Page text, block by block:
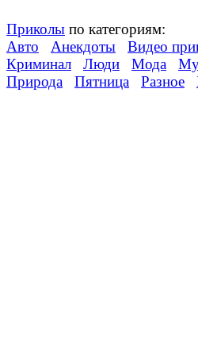
Приколы по категориям:
Авто
Анекдоты Видео
Криминал
Люди Мода
Природа
Пятница Разное